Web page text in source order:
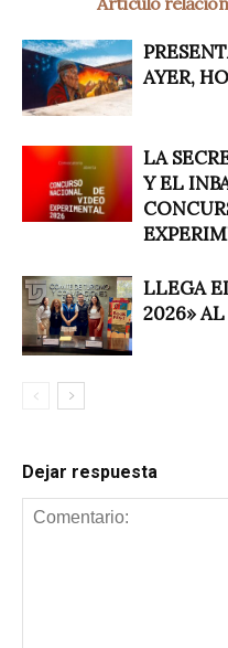
AYER,
LA
Y EL
LLEGA
2026»
Dejar respuesta